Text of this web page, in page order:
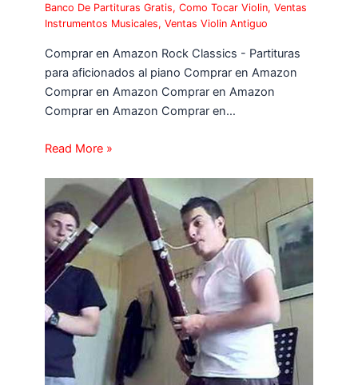
Banco De Partituras Gratis,Como Tocar Violin,Ventas
Instrumentos Musicales,Ventas Violin Antiguo
Comprar en Amazon Rock Classics - Partituras
para aficionados al piano Comprar en Amazon
Comprar en Amazon Comprar en Amazon
Comprar en Amazon Comprar en…
Read More »